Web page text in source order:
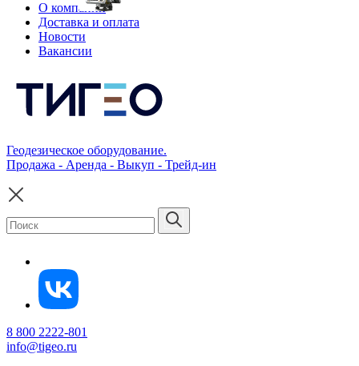
О компании
Доставка и оплата
Новости
Вакансии
Геодезическое оборудование.
Продажа - Аренда - Выкуп - Трейд-ин
8 800 2222-801
info@tigeo.ru